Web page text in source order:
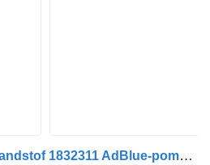
DAF doseermodule, brandstof 1832311 AdBlue-pomp voor trekker